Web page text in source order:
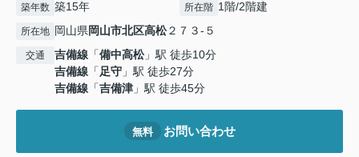
築年数 築15年 所在階 1階/2階建
所在地 岡山県岡山市北区高松２７３-５
交通 吉備線 「備中高松」駅 徒歩10分
吉備線 「 足守 」駅 徒歩27分
吉備線 「吉備津 」駅 徒歩45分
無料 お問い合わせ